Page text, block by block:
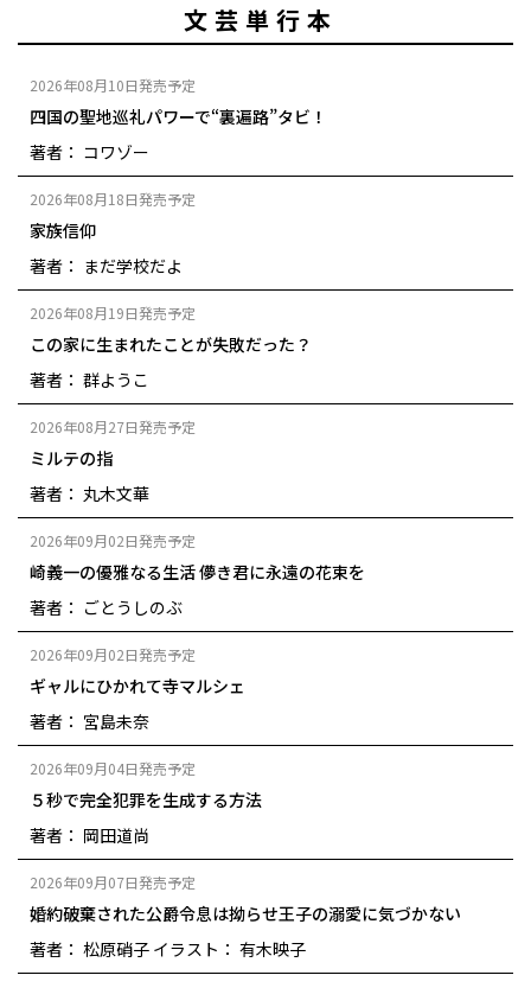
文芸単行本
2026年08月10日発売予定
四国の聖地巡礼パワーで“裏遍路”タビ！
著者： コワゾー
2026年08月18日発売予定
家族信仰
著者： まだ学校だよ
2026年08月19日発売予定
この家に生まれたことが失敗だった？
著者： 群ようこ
2026年08月27日発売予定
ミルテの指
著者： 丸木文華
2026年09月02日発売予定
崎義一の優雅なる生活 儚き君に永遠の花束を
著者： ごとうしのぶ
2026年09月02日発売予定
ギャルにひかれて寺マルシェ
著者： 宮島未奈
2026年09月04日発売予定
５秒で完全犯罪を生成する方法
著者： 岡田道尚
2026年09月07日発売予定
婚約破棄された公爵令息は拗らせ王子の溺愛に気づかない
著者： 松原硝子 イラスト： 有木映子